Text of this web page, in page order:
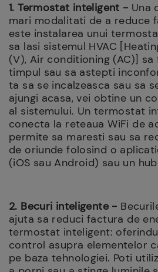
1. Termostat inteligent - Una
mari modalitati de a reduce
este instalarea unui
sa lasi sistemul HVAC
(V), Air conditioning (AC)]
timpul sau sa astepti
ta sa se incalzeasca sau sa
ajungi acasa, vei obtine un
al sistemului. Un termostat
conecta la reteaua WiFi de
permite sa maresti sau sa
de oriunde folosind o
(iOS sau Android) sau un
2. Becuri inteligente -
ajuta sa reduci factura de
termostat inteligent:
control asupra elementelor
pe baza tehnologiei. Poti